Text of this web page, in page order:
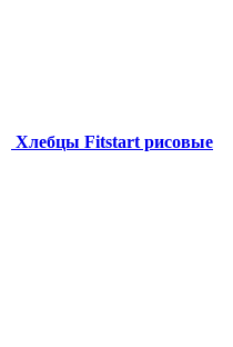
Хлебцы Fitstart рисовые